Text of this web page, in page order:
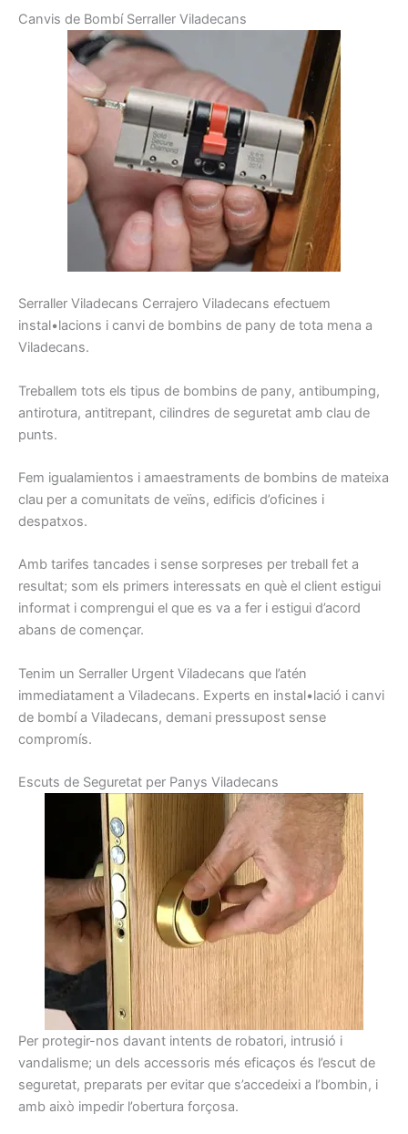
Canvis de Bombí Serraller Viladecans
Serraller Viladecans Cerrajero Viladecans efectuem
instal•lacions i canvi de bombins de pany de tota mena a
Viladecans.
Treballem tots els tipus de bombins de pany, antibumping,
antirotura, antitrepant, cilindres de seguretat amb clau de
punts.
Fem igualamientos i amaestraments de bombins de mateixa
clau per a comunitats de veïns, edificis d’oficines i
despatxos.
Amb tarifes tancades i sense sorpreses per treball fet a
resultat; som els primers interessats en què el client estigui
informat i comprengui el que es va a fer i estigui d’acord
abans de començar.
Tenim un Serraller Urgent Viladecans que l’atén
immediatament a Viladecans. Experts en instal•lació i canvi
de bombí a Viladecans, demani pressupost sense
compromís.
Escuts de Seguretat per Panys Viladecans
Per protegir-nos davant intents de robatori, intrusió i
vandalisme; un dels accessoris més eficaços és l’escut de
seguretat, preparats per evitar que s’accedeixi a l’bombin, i
amb això impedir l’obertura forçosa.